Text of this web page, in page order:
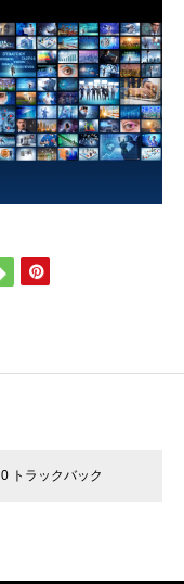
0 トラックバック